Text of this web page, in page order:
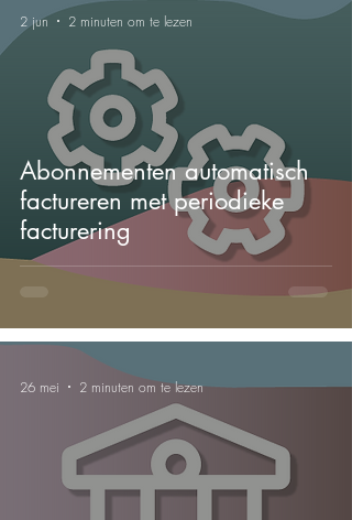
Abonnementen automatisch
factureren met periodieke
facturering
2 jun 2 minuten om te lezen
26 mei 2 minuten om te lezen